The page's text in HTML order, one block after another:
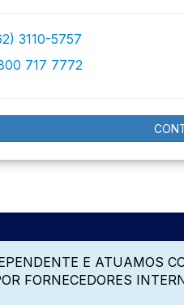
3110-5757
717 7772
E ATUAMOS
FORNECEDORES